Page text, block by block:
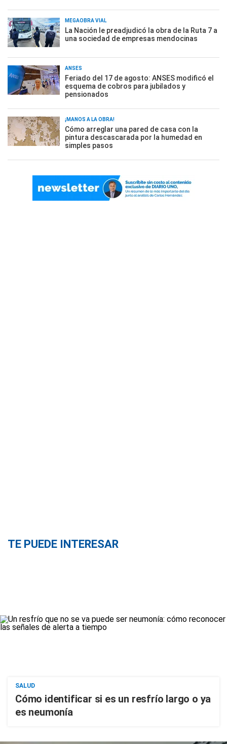
MEGAOBRA VIAL
La Nación le preadjudicó la obra de la Ruta 7 a
una sociedad de empresas mendocinas
ANSES
Feriado del 17 de agosto: ANSES modificó el
esquema de cobros para jubilados y
pensionados
¡MANOS A LA OBRA!
Cómo arreglar una pared de casa con la
pintura descascarada por la humedad en
simples pasos
TE PUEDE INTERESAR
SALUD
Cómo identificar si es un resfrío largo o ya
es neumonía